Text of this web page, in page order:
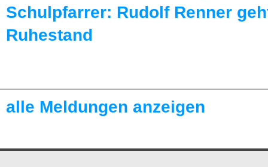
Schulpfarrer: Rudolf Renner
Ruhestand
alle Meldungen anzeigen